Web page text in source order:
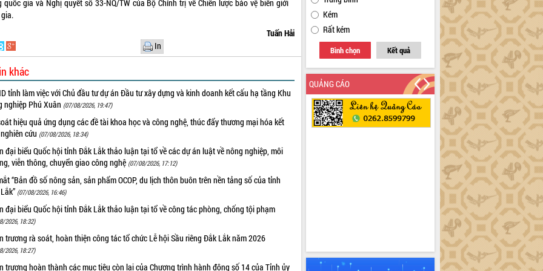
quốc gia và Nghị quyết số 33-NQ/TW của Bộ Chính trị về Chiến lược bảo vệ biên giới
Tuấn Hải
In
khác
tỉnh làm việc với Chủ đầu tư dự án Đầu tư xây dựng và kinh doanh kết cấu hạ tầng Khu
nghiệp Phú Xuân (07/08/2026, 19:47)
hiệu quả ứng dụng các đề tài khoa học và công nghệ, thúc đẩy thương mại hóa kết
cứu (07/08/2026, 18:34)
đại biểu Quốc hội tỉnh Đắk Lắk thảo luận tại tổ về các dự án luật về nông nghiệp, môi
viễn thông, chuyển giao công nghệ (07/08/2026, 17:12)
“Bản đồ số nông sản, sản phẩm OCOP, du lịch thôn buôn trên nền tảng số của tỉnh
(07/08/2026, 16:46)
đại biểu Quốc hội tỉnh Đắk Lắk thảo luận tại tổ về công tác phòng, chống tội phạm
2026, 18:32)
trương rà soát, hoàn thiện công tác tổ chức Lễ hội Sầu riêng Đắk Lắk năm 2026
2026, 18:27)
trương hoàn thành các mục tiêu còn lại của Chương trình hành động số 14 của Tỉnh ủy
Kém
Rất kém
Bình chọn Kết quả
QUẢNG CÁO